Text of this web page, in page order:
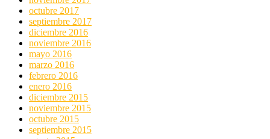
octubre 2017
septiembre 2017
diciembre 2016
noviembre 2016
mayo 2016
marzo 2016
febrero 2016
enero 2016
diciembre 2015
noviembre 2015
octubre 2015
septiembre 2015